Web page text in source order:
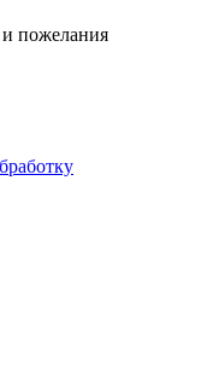
пожелания